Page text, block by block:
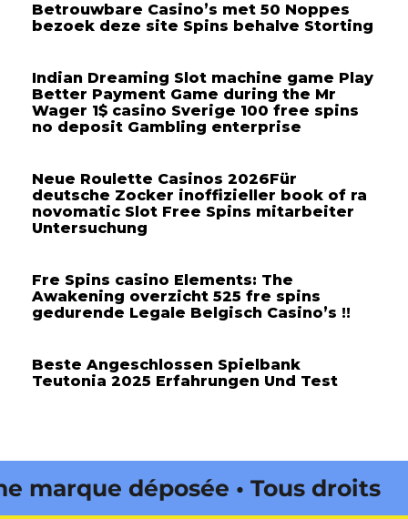
Betrouwbare Casino’s met 50 Noppes
bezoek deze site Spins behalve Storting
Indian Dreaming Slot machine game Play
Better Payment Game during the Mr
Wager 1$ casino Sverige 100 free spins
no deposit Gambling enterprise
Neue Roulette Casinos 2026Für
deutsche Zocker inoffizieller book of ra
novomatic Slot Free Spins mitarbeiter
Untersuchung
Fre Spins casino Elements: The
Awakening overzicht 525 fre spins
gedurende Legale Belgisch Casino’s !!
Beste Angeschlossen Spielbank
Teutonia 2025 Erfahrungen Und Test
déposée • Tous droits